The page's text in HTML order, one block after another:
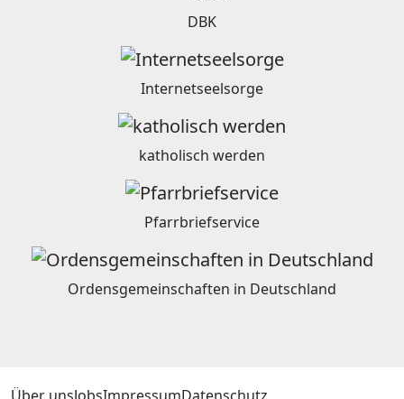
DBK
Internetseelsorge
katholisch werden
Pfarrbriefservice
Ordensgemeinschaften in Deutschland